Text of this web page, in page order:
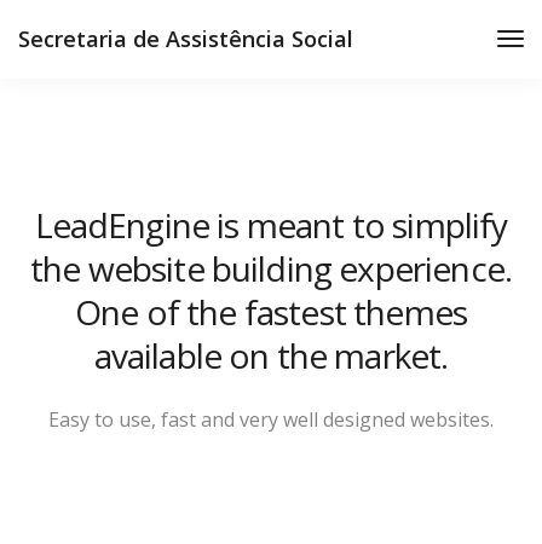
Secretaria de Assistência Social
LeadEngine is meant to simplify
the website building experience.
One of the fastest themes
available on the market.
Easy to use, fast and very well designed websites.